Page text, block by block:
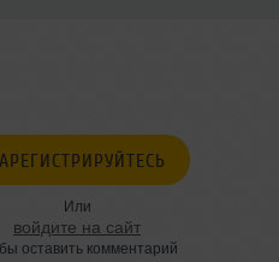
Или
войдите на сайт
оставить комментарий